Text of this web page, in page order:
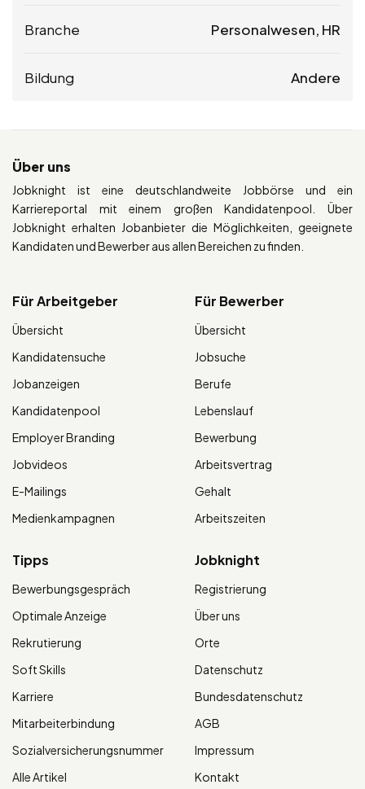
Branche Personalwesen, HR
Bildung Andere
Über uns
Jobknight ist eine deutschlandweite Jobbörse und ein
Karriereportal mit einem großen Kandidatenpool. Über
Jobknight erhalten Jobanbieter die Möglichkeiten, geeignete
Kandidaten und Bewerber aus allen Bereichen zu finden.
Für Arbeitgeber
Übersicht
Kandidatensuche
Jobanzeigen
Kandidatenpool
Employer Branding
Jobvideos
E-Mailings
Medienkampagnen
Für Bewerber
Übersicht
Jobsuche
Berufe
Lebenslauf
Bewerbung
Arbeitsvertrag
Gehalt
Arbeitszeiten
Tipps
Bewerbungsgespräch
Optimale Anzeige
Rekrutierung
Soft Skills
Karriere
Mitarbeiterbindung
Sozialversicherungsnummer
Alle Artikel
Jobknight
Registrierung
Über uns
Orte
Datenschutz
Bundesdatenschutz
AGB
Impressum
Kontakt